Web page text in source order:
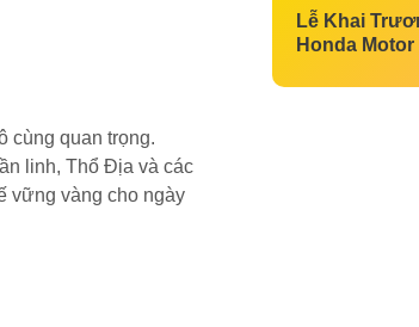
cùng quan trọng.
linh, Thổ Địa và các
vững vàng cho ngày
Lễ Khai
Honda